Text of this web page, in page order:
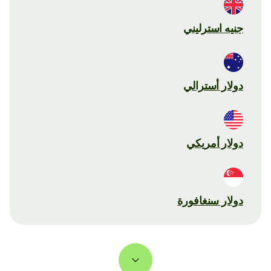
جنيه استرليني
دولار أسترالي
دولار أمريكي
دولار سنغافورة